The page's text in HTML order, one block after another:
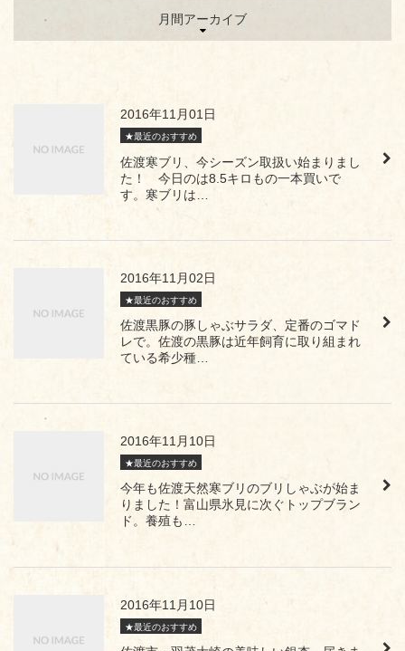
月間アーカイブ
2016年11月01日
★最近のおすすめ
佐渡寒ブリ、今シーズン取扱い始まりまし
た！ 今日のは8.5キロもの一本買いで
す。寒ブリは…
2016年11月02日
★最近のおすすめ
佐渡黒豚の豚しゃぶサラダ、定番のゴマド
レで。佐渡の黒豚は近年飼育に取り組まれ
ている希少種…
2016年11月10日
★最近のおすすめ
今年も佐渡天然寒ブリのブリしゃぶが始ま
りました！富山県氷見に次ぐトップブラン
ド。養殖も…
2016年11月10日
★最近のおすすめ